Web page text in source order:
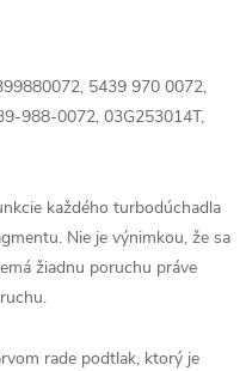
5439 970 0072,
988-0072, 03G253014T,
každého turbodúchadla
Nie je výnimkou, že sa
žiadnu poruchu práve
rade podtlak, ktorý je